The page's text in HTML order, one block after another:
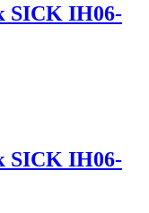
SICK IH06-
SICK IH06-